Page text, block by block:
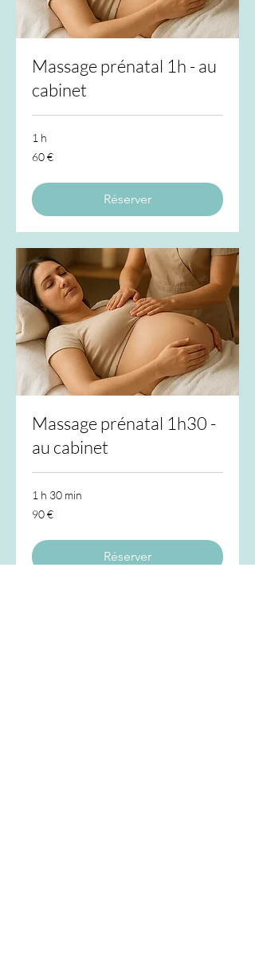
Massage prénatal 1h - au
cabinet
1 h
60
euros
60 €
Réserver
Massage prénatal 1h30 -
au cabinet
1 h 30 min
90
euros
90 €
Réserver